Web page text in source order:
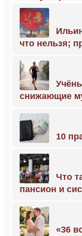
что нельзя;
снижающие
10
Что
пансион и
«36